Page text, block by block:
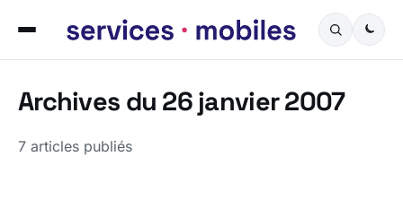
Archives du 26 janvier 2007
7 articles publiés